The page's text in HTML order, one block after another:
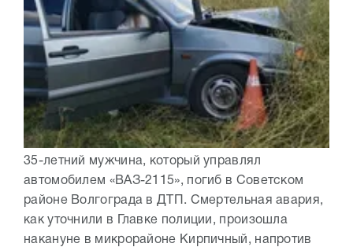
35-летний мужчина, который управлял
автомобилем «ВАЗ-2115», погиб в Советском
районе Волгограда в ДТП. Смертельная авария,
как уточнили в Главке полиции, произошла
накануне в микрорайоне Кирпичный, напротив